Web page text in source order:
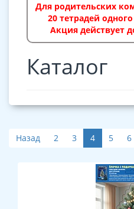
Для родительских
20 тетрадей
Акция действует
Каталог
Назад 2 3 4 5 6